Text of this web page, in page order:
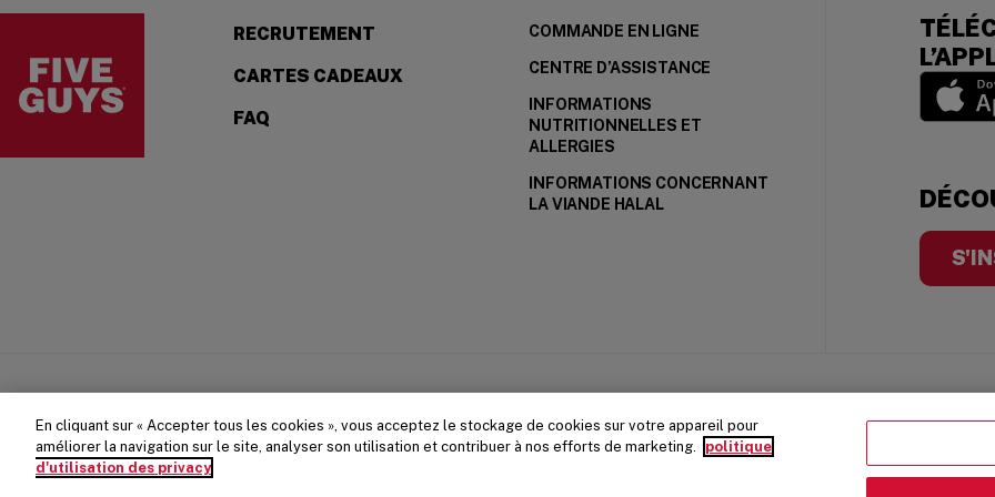
Visit the Five Guys homepageRECRUTEMENT(OPENS IN A NEW WINDOW)
CARTES CADEAUX
FAQ
COMMANDE EN LIGNE
CENTRE D’ASSISTANCE
INFORMATIONS
NUTRITIONNELLES ET
ALLERGIES
INFORMATIONS CONCERNANT
LA VIANDE HALAL
POLITIQUE DE CONFIDENTIALITÉMENTIONS LÉGALESCONDITIONS GÉNÉRALES
En cliquant sur « Accepter tous les cookies », vous acceptez le stockage de cookies sur votre appareil pour
améliorer la navigation sur le site, analyser son utilisation et contribuer à nos efforts de marketing.
politique
d'utilisation des privacy